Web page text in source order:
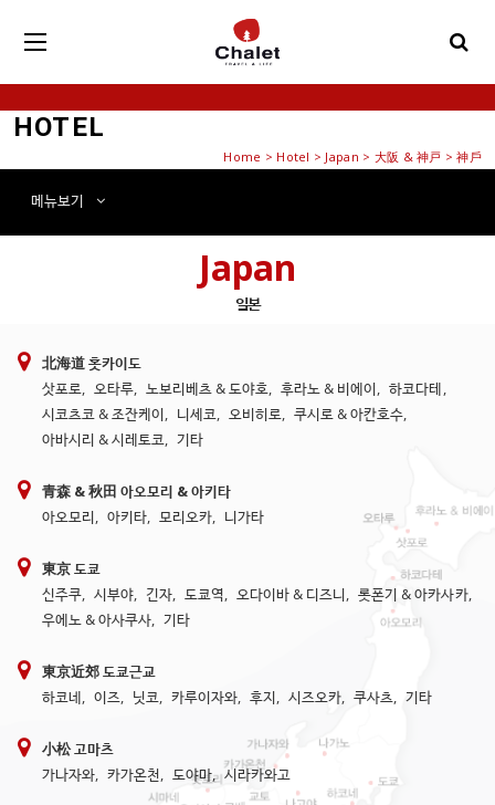
HOTEL
Home > Hotel > Japan > 大阪 & 神戸 > 神戶
메뉴보기
일본
Japan
北海道 홋카이도
삿포로, 오타루, 노보리베츠 & 도야호, 후라노 & 비에이, 하코다테,
시코츠코 & 조잔케이, 니세코, 오비히로, 쿠시로 & 아칸호수,
아바시리 & 시레토코, 기타
青森 & 秋田 아오모리 & 아키타
아오모리, 아키타, 모리오카, 니가타
東京 도쿄
신주쿠, 시부야, 긴자, 도쿄역, 오다이바 & 디즈니, 롯폰기 & 아카사카,
우에노 & 아사쿠사, 기타
東京近郊 도쿄근교
하코네, 이즈, 닛코, 카루이자와, 후지, 시즈오카, 쿠사츠, 기타
小松 고마츠
가나자와, 카가온천, 도야마, 시라카와고